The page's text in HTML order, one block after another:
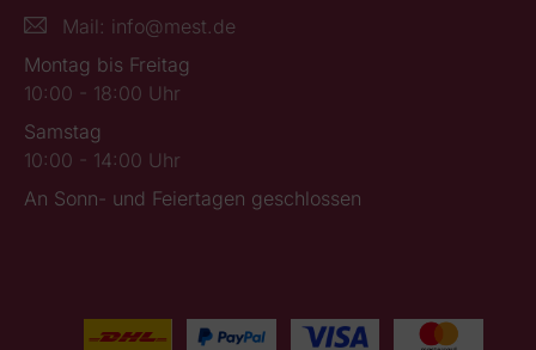
Mail: info@mest.de
Montag bis Freitag
10:00 - 18:00 Uhr
Samstag
10:00 - 14:00 Uhr
An Sonn- und Feiertagen geschlossen